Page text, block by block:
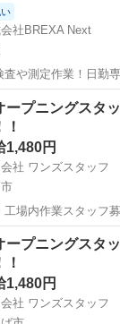
社BREXA Next
査や測定作業！日勤
ム内作業★マイカー
払い制度あり！《茨城
タ製造工...
静駅 その他
ープニングスタ
！
1,480円
社 ワンズスタッフ
工場内作業スタッフ
ます！ ■仕事内容 工場内にて清掃
その他 スタッフ
ープニングスタ
！
1,480円
社 ワンズスタッフ